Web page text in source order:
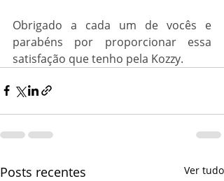
Obrigado a cada um de vocês e
parabéns por proporcionar essa
satisfação que tenho pela Kozzy.
Posts recentes Ver tudo